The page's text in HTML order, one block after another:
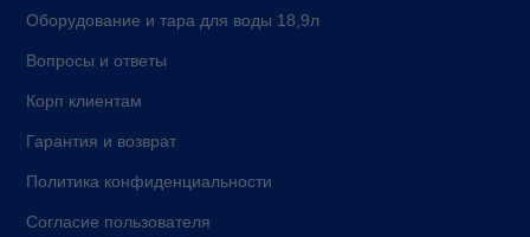
Оборудование и тара для воды 18,9л
Вопросы и ответы
Корп клиентам
Гарантия и возврат
Политика конфиденциальности
Согласие пользователя